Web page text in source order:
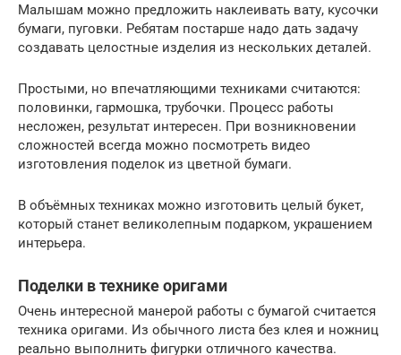
Малышам можно предложить наклеивать вату, кусочки
бумаги, пуговки. Ребятам постарше надо дать задачу
создавать целостные изделия из нескольких деталей.
Простыми, но впечатляющими техниками считаются:
половинки, гармошка, трубочки. Процесс работы
несложен, результат интересен. При возникновении
сложностей всегда можно посмотреть видео
изготовления поделок из цветной бумаги.
В объёмных техниках можно изготовить целый букет,
который станет великолепным подарком, украшением
интерьера.
Поделки в технике оригами
Очень интересной манерой работы с бумагой считается
техника оригами. Из обычного листа без клея и ножниц
реально выполнить фигурки отличного качества.